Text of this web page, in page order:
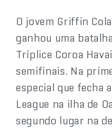
O jovem Griffin
ganhou uma
Tríplice Coroa
semifinais. Na
especial que fecha
League na ilha de
segundo lugar na